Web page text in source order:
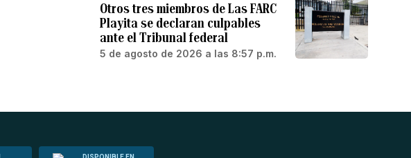
Otros tres miembros de Las FARC
Playita se declaran culpables
ante el Tribunal federal
5 de agosto de 2026 a las 8:57 p.m.